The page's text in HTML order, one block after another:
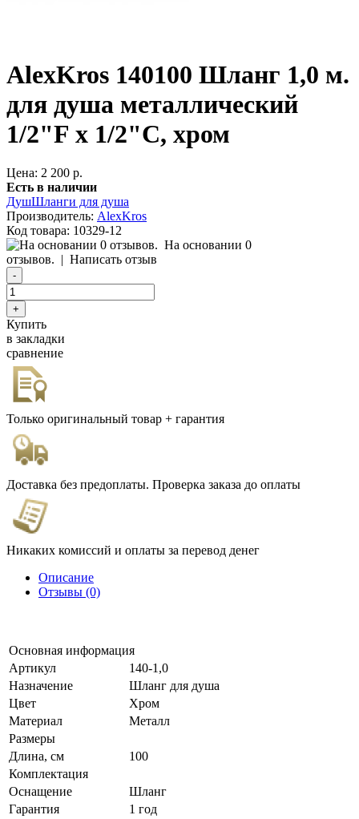
AlexKros 140100 Шланг 1,0 м.
для душа металлический
1/2"F х 1/2"C, хром
Цена: 2 200 р.
Есть в наличии
ДушШланги для душа
Производитель: AlexKros
Код товара: 10329-12
На основании 0
отзывов. | Написать отзыв
Купить
в закладки
сравнение
Только оригинальный товар + гарантия
Доставка без предоплаты. Проверка заказа до оплаты
Никаких комиссий и оплаты за перевод денег
Описание
Отзывы (0)
Основная информация
Артикул
140-1,0
Назначение
Шланг для душа
Цвет
Хром
Материал
Металл
Размеры
Длина, см
100
Комплектация
Оснащение
Шланг
Гарантия
1 год